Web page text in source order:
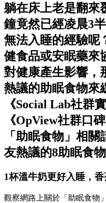
躺在床上老是翻來
鐘竟然已經凌晨3
無法入睡的經驗呢
健食品或安眠藥來
對健康產生影響，
熱議的助眠食物來
《Social Lab社群
《OpView社群口
「助眠食物」相
友熱議的8助眠食物
1杯溫牛奶更好入睡，
觀察網路上關於「助眠食物